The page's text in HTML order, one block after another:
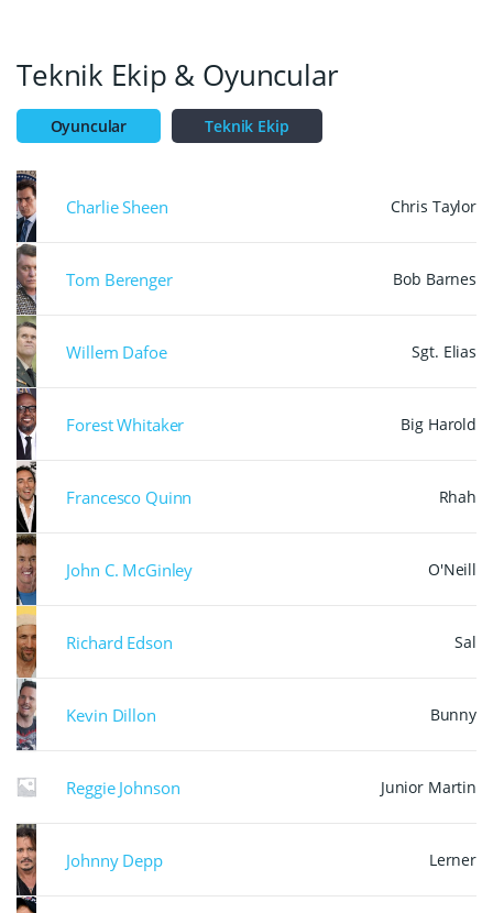
Teknik Ekip & Oyuncular
Oyuncular Teknik Ekip
Charlie Sheen Chris Taylor
Tom Berenger Bob Barnes
Willem Dafoe Sgt. Elias
Forest Whitaker Big Harold
Francesco Quinn Rhah
John C. McGinley O'Neill
Richard Edson Sal
Kevin Dillon Bunny
Reggie Johnson Junior Martin
Johnny Depp Lerner